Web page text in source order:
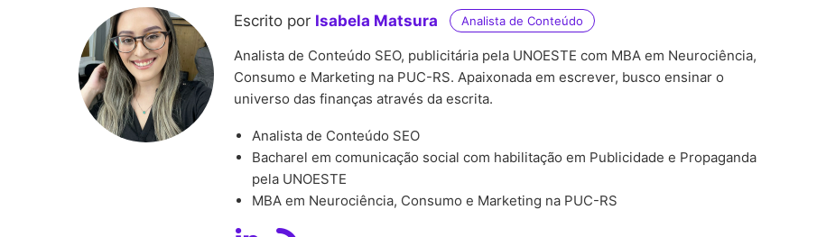
Escrito por Isabela Matsura Analista de Conteúdo
Analista de Conteúdo SEO, publicitária pela UNOESTE com MBA em Neurociência,
Consumo e Marketing na PUC-RS. Apaixonada em escrever, busco ensinar o
universo das finanças através da escrita.
Analista de Conteúdo SEO
Bacharel em comunicação social com habilitação em Publicidade e Propaganda
pela UNOESTE
MBA em Neurociência, Consumo e Marketing na PUC-RS